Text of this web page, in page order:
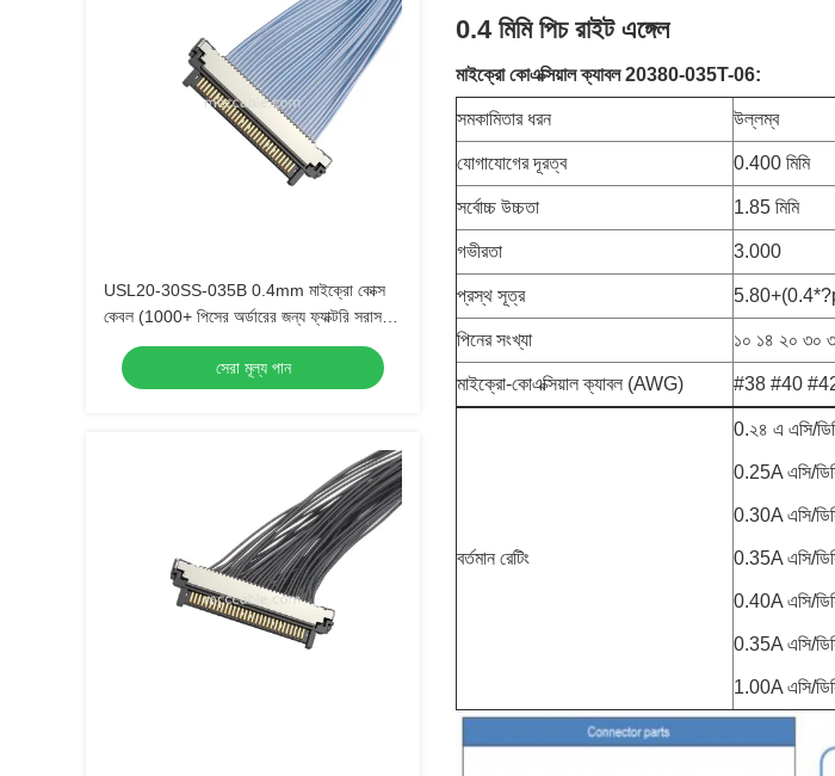
USL20-30SS-035B 0.4mm মাইক্রো কোক্স
কেবল (1000+ পিসের অর্ডারের জন্য ফ্যাক্টরি সরাসরি
সেরা মূল্য পান
0.4 মিমি পিচ রাইট এঙ্গেল
মাইক্রো কোএক্সিয়াল ক্যাবল 20380-035T-06:
সমকামিতার ধরন উল্লম্ব
যোগাযোগের দূরত্ব 0.400 মিমি
সর্বোচ্চ উচ্চতা 1.85 মিমি
গভীরতা 3.000
প্রস্থ সূত্র
পিনের সংখ্যা ১০ ১৪ ২০ ৩০
মাইক্রো-কোএক্সিয়াল ক্যাবল (AWG) #38 #40
বর্তমান রেটিং
0.২৪ এ এসি/
0.25A এসি/
0.30A এসি/
0.35A এসি/
0.40A এসি/
0.35A এসি/
1.00A এসি/